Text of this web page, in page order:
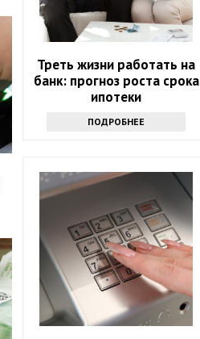
Треть жизни работать на
банк: прогноз роста срока
ипотеки
ПОДРОБНЕЕ